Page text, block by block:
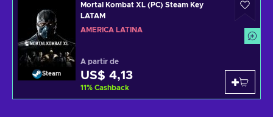
Steam
Mortal Kombat XL (PC) Steam Key
LATAM
AMÉRICA LATINA
A partir de
US$ 4,13
11% Cashback